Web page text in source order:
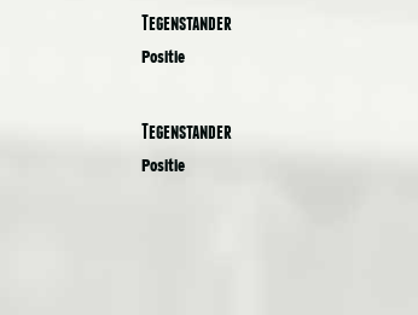
Tegenstander
Positie
Tegenstander
Positie